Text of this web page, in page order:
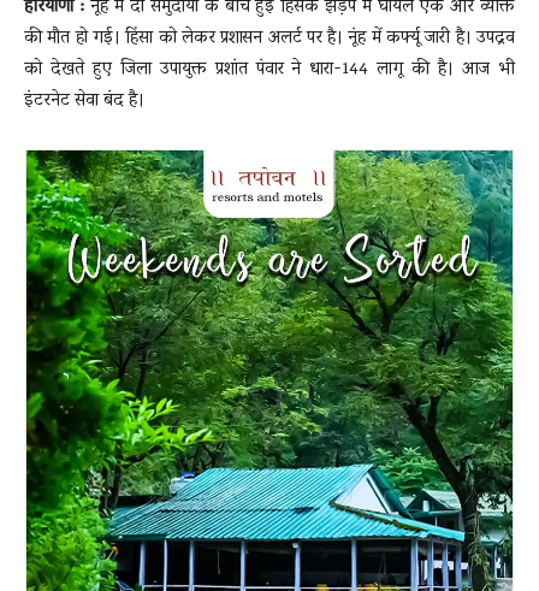
हरियाणा :नूंह में दो समुदायों के बीच हुई हिंसक झड़प में घायल एक और व्यक्ति
की मौत हो गई। हिंसा को लेकर प्रशासन अलर्ट पर है। नूंह में कर्फ्यू जारी है। उपद्रव
को देखते हुए जिला उपायुक्त प्रशांत पंवार ने धारा-144 लागू की है। आज भी
इंटरनेट सेवा बंद है।